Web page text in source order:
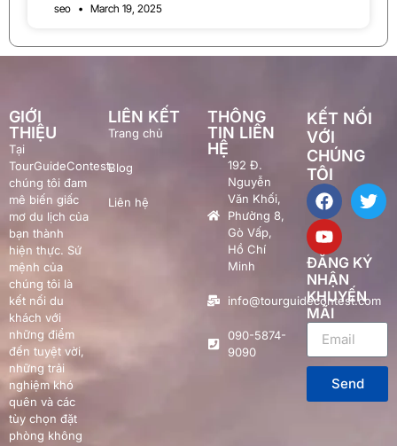
seo March 19, 2025
GIỚI
THIỆU
Tại
TourGuideContest,
chúng tôi đam
mê biến giấc
mơ du lịch của
bạn thành
hiện thực. Sứ
mệnh của
chúng tôi là
kết nối du
khách với
những điểm
đến tuyệt vời,
những trải
nghiệm khó
quên và các
tùy chọn đặt
phòng không
LIÊN KẾT
Trang chủ
Blog
Liên hệ
THÔNG
TIN LIÊN
HỆ
192 Đ.
Nguyễn
Văn Khối,
Phường 8,
Gò Vấp,
Hồ Chí
Minh
info@tourguidecontest.com
090-5874-
9090
KẾT NỐI
VỚI
CHÚNG
TÔI
ĐĂNG KÝ
NHẬN
KHUYẾN
MÃI
Send